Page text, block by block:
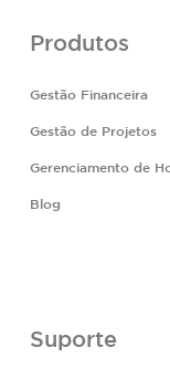
Produtos
Gestão Financeira
Gestão de Projetos
Gerenciamento de
Blog
Suporte